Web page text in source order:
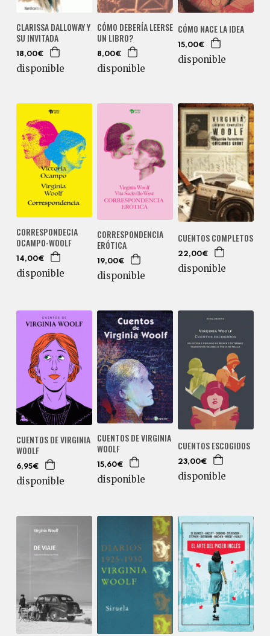
CLARISSA DALLOWAY Y
SU INVITADA
18,00€
disponible
CÓMO DEBERÍA LEERSE
UN LIBRO?
8,00€
disponible
CÓMO NACE LA IDEA
15,00€
disponible
CORRESPONDECIA
OCAMPO-WOOLF
14,00€
disponible
CORRESPONDENCIA
ERÓTICA
19,00€
disponible
CUENTOS COMPLETOS
22,00€
disponible
CUENTOS DE VIRGINIA
WOOLF
6,95€
disponible
CUENTOS DE VIRGINIA
WOOLF
15,60€
disponible
CUENTOS ESCOGIDOS
23,00€
disponible